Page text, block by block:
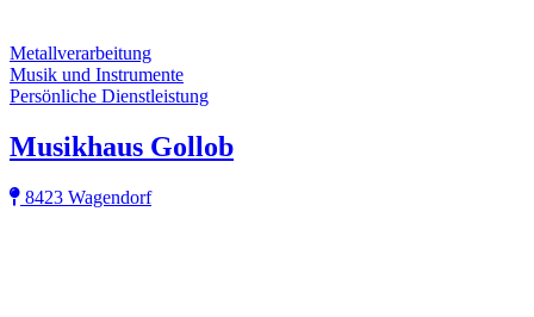
Metallverarbeitung
Musik und Instrumente
Persönliche Dienstleistung
Musikhaus Gollob
8423 Wagendorf